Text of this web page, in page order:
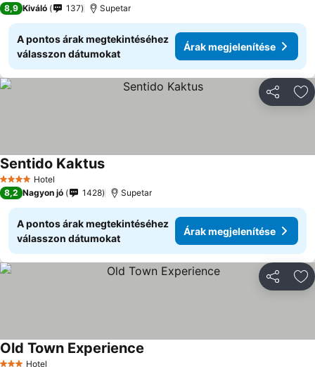
8,9 Kiváló 137 Supetar
A pontos árak megtekintéséhez
válasszon dátumokat
Árak megjelenítése
4 KategóriaHotel
Sentido Kaktus
8,2 Nagyon jó 1428 Supetar
A pontos árak megtekintéséhez
válasszon dátumokat
Árak megjelenítése
Hotel
Old Town Experience